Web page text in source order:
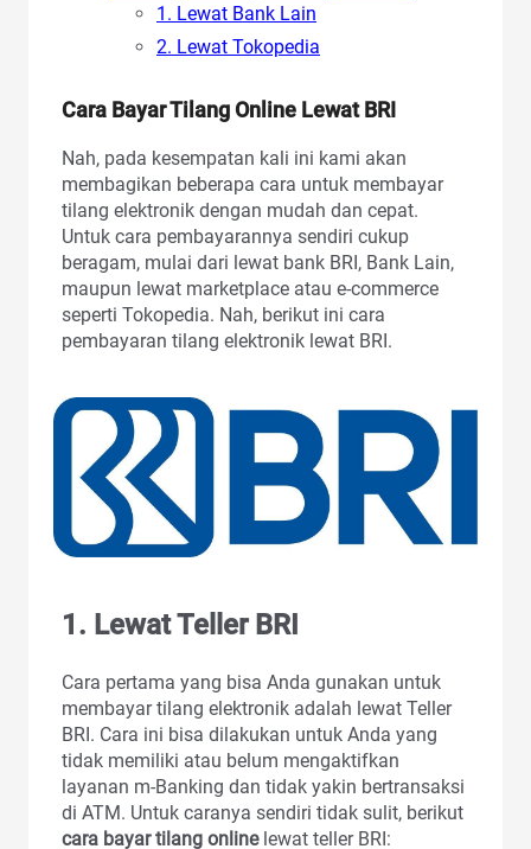
1. Lewat Bank Lain
2. Lewat Tokopedia
Cara Bayar Tilang Online Lewat BRI
Nah, pada kesempatan kali ini kami akan
membagikan beberapa cara untuk membayar
tilang elektronik dengan mudah dan cepat.
Untuk cara pembayarannya sendiri cukup
beragam, mulai dari lewat bank BRI, Bank Lain,
maupun lewat marketplace atau e-commerce
seperti Tokopedia. Nah, berikut ini cara
pembayaran tilang elektronik lewat BRI.
1. Lewat Teller BRI
Cara pertama yang bisa Anda gunakan untuk
membayar tilang elektronik adalah lewat Teller
BRI. Cara ini bisa dilakukan untuk Anda yang
tidak memiliki atau belum mengaktifkan
layanan m-Banking dan tidak yakin bertransaksi
di ATM. Untuk caranya sendiri tidak sulit, berikut
cara bayar tilang onlinelewat teller BRI: